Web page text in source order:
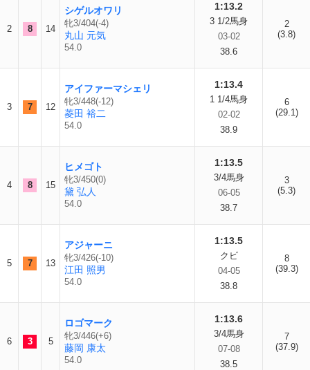
2 8 14
シゲルオワリ
牝3/404(-4)
丸山 元気
54.0
1:13.2
3 1/2馬身
03-02
38.6
2
(3.8)
3 7 12
アイファーマシェリ
牝3/448(-12)
菱田 裕二
54.0
1:13.4
1 1/4馬身
02-02
38.9
6
(29.1)
4 8 15
ヒメゴト
牝3/450(0)
黛 弘人
54.0
1:13.5
3/4馬身
06-05
38.7
3
(5.3)
5 7 13
アジャーニ
牝3/426(-10)
江田 照男
54.0
1:13.5
クビ
04-05
38.8
8
(39.3)
6 3 5
ロゴマーク
牝3/446(+6)
藤岡 康太
54.0
1:13.6
3/4馬身
07-08
38.5
7
(37.9)